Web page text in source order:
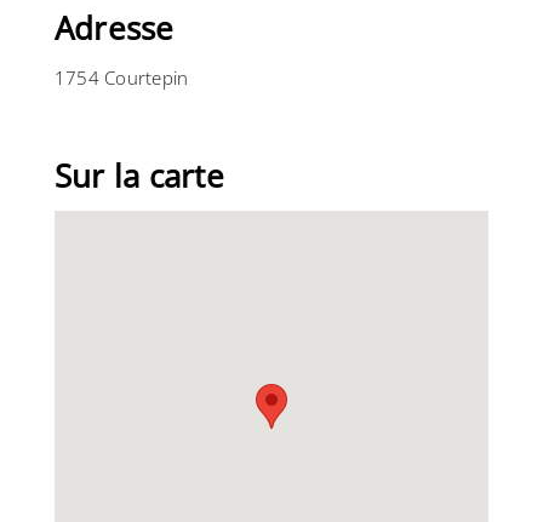
Adresse
1754 Courtepin
Sur la carte